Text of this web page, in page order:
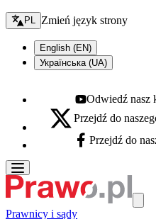
Zmień język - bieżący:
PL Zmień język strony
English (EN)
Українська (UA)
Youtube - otwiera się
Odwiedź nasz
X - otwiera się w nowej karcie
Przejdź do
Facebook - otwiera się
Przejdź do
Prawnicy i sądy